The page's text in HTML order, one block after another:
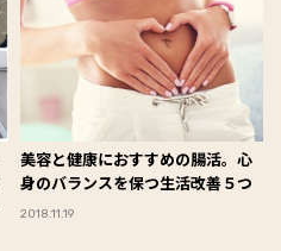
美容と健康におすすめの腸活。心
身のバランスを保つ生活改善５つ
2018.11.19